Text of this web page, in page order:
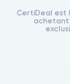
CertiDeal est
achetant